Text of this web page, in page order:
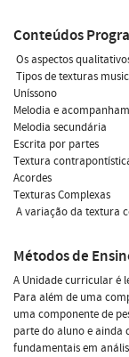
Conteúdos
 Os aspectos
 Tipos de texturas
Uníssono
Melodia e
Melodia secundária
Escrita por partes
Textura
Acordes
Texturas Complexas
 A variação da
Métodos de
A Unidade curricular é
Para além de uma
uma componente de
parte do aluno e ainda
fundamentais em